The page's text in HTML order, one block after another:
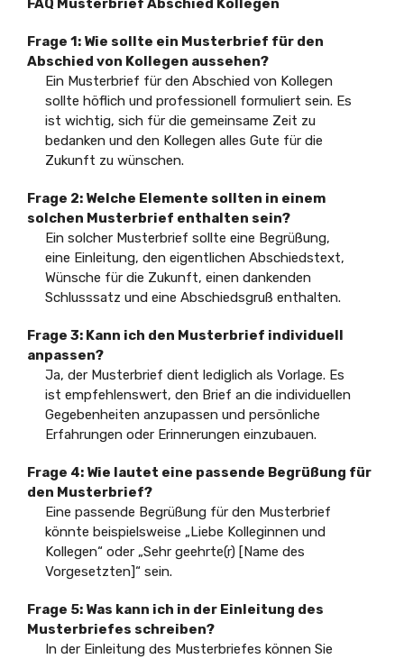
Frage 1: Wie sollte ein Musterbrief für den
Abschied von Kollegen aussehen?
Ein Musterbrief für den Abschied von Kollegen
sollte höflich und professionell formuliert sein. Es
ist wichtig, sich für die gemeinsame Zeit zu
bedanken und den Kollegen alles Gute für die
Zukunft zu wünschen.
Frage 2: Welche Elemente sollten in einem
solchen Musterbrief enthalten sein?
Ein solcher Musterbrief sollte eine Begrüßung,
eine Einleitung, den eigentlichen Abschiedstext,
Wünsche für die Zukunft, einen dankenden
Schlusssatz und eine Abschiedsgruß enthalten.
Frage 3: Kann ich den Musterbrief individuell
anpassen?
Ja, der Musterbrief dient lediglich als Vorlage. Es
ist empfehlenswert, den Brief an die individuellen
Gegebenheiten anzupassen und persönliche
Erfahrungen oder Erinnerungen einzubauen.
Frage 4: Wie lautet eine passende Begrüßung für
den Musterbrief?
Eine passende Begrüßung für den Musterbrief
könnte beispielsweise „Liebe Kolleginnen und
Kollegen“ oder „Sehr geehrte(r) [Name des
Vorgesetzten]“ sein.
Frage 5: Was kann ich in der Einleitung des
Musterbriefes schreiben?
In der Einleitung des Musterbriefes können Sie